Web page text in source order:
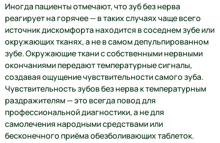
Иногда пациенты отмечают, что зуб без нерва
реагирует на горячее — в таких случаях чаще всего
источник дискомфорта находится в соседнем зубе или
окружающих тканях, а не в самом депульпированном
зубе. Окружающие ткани с собственными нервными
окончаниями передают температурные сигналы,
создавая ощущение чувствительности самого зуба.
Чувствительность зубов без нерва к температурным
раздражителям — это всегда повод для
профессиональной диагностики, а не для
самолечения народными средствами или
бесконечного приёма обезболивающих таблеток.